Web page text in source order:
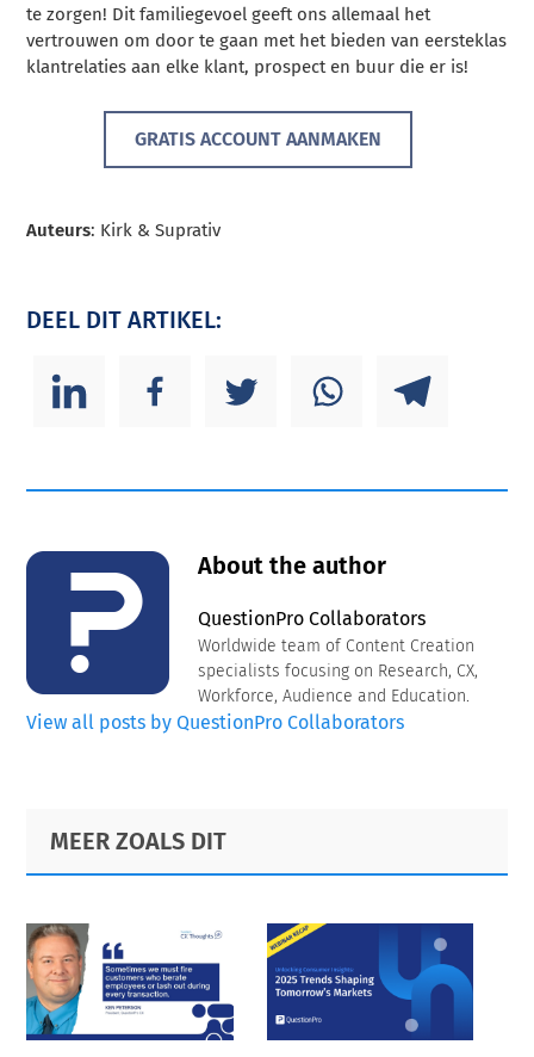
te zorgen! Dit familiegevoel geeft ons allemaal het
vertrouwen om door te gaan met het bieden van eersteklas
klantrelaties aan elke klant, prospect en buur die er is!
GRATIS ACCOUNT AANMAKEN
Auteurs: Kirk & Suprativ
DEEL DIT ARTIKEL:
About the author
QuestionPro Collaborators
Worldwide team of Content Creation
specialists focusing on Research, CX,
Workforce, Audience and Education.
View all posts by QuestionPro Collaborators
Primary
Sidebar
Footer
MEER ZOALS DIT